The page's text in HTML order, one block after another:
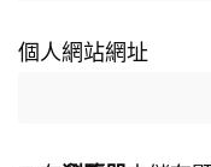
個人網站網址